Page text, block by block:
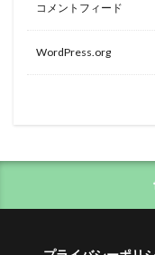
コメントフィード
WordPress.org